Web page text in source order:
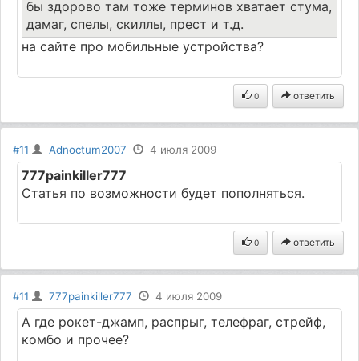
бы здорово там тоже терминов хватает стума,
дамаг, спелы, скиллы, прест и т.д.
на сайте про мобильные устройства?
0 ответить
#11 Adnoctum2007 4 июля 2009
777painkiller777
Статья по возможности будет пополняться.
0 ответить
#11 777painkiller777 4 июля 2009
А где рокет-джамп, распрыг, телефраг, стрейф,
комбо и прочее?